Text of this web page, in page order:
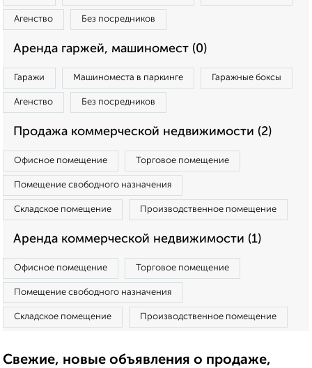
Агенство Без посредников
Аренда гаржей, машиномест (0)
Гаражи Машиноместа в паркинге Гаражные боксы
Агенство Без посредников
Продажа коммерческой недвижимости (2)
Офисное помещение Торговое помещение
Помещение свободного назначения
Складское помещение Производственное помещение
Аренда коммерческой недвижимости (1)
Офисное помещение Торговое помещение
Помещение свободного назначения
Складское помещение Производственное помещение
Свежие, новые объявления о продаже,